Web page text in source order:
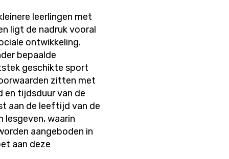
leerlingen met
ligt de nadruk vooral
ontwikkeling.
bepaalde
geschikte sport
zitten met
en tijdsduur van de
aan de leeftijd van de
lesgeven, waarin
aangeboden in
aan deze